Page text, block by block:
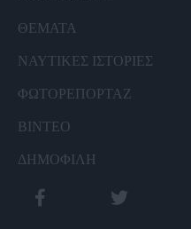
ΘΕΜΑΤΑ
ΝΑΥΤΙΚΕΣ ΙΣΤΟΡΙΕΣ
ΦΩΤΟΡΕΠΟΡΤΑΖ
ΒΙΝΤΕΟ
ΔΗΜΟΦΙΛΗ